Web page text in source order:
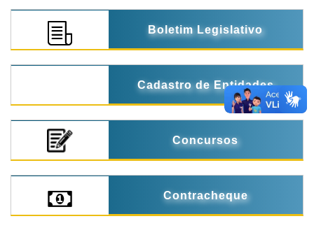
Boletim Legislativo
Cadastro de Entidades
Concursos
Contracheque